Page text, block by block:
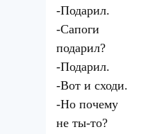
-Подарил.
-Сапоги
подарил?
-Подарил.
-Вот и сходи.
-Но почему
не ты-то?